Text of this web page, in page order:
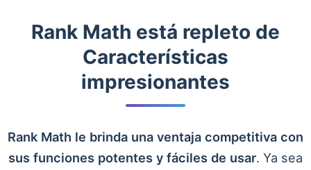
Rank Math está repleto de
Características
impresionantes
Rank Math le brinda una ventaja competitiva con
sus funciones potentes y fáciles de usar. Ya sea